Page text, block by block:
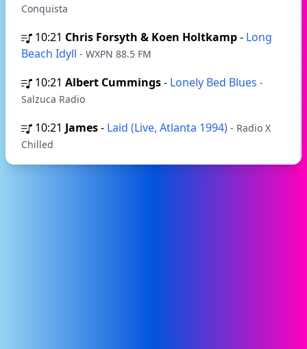
Conquista
10:21 Chris Forsyth & Koen Holtkamp- Long
Beach Idyll - WXPN 88.5 FM
10:21 Albert Cummings- Lonely Bed Blues -
Salzuca Radio
10:21 James- Laid (Live, Atlanta 1994) - Radio X
Chilled